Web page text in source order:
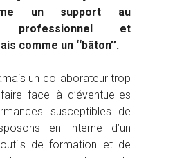
un support au
professionnel et
comme un ‘‘bâton’’.
un collaborateur trop
face à d’éventuelles
susceptibles de
en interne d’un
de formation et de